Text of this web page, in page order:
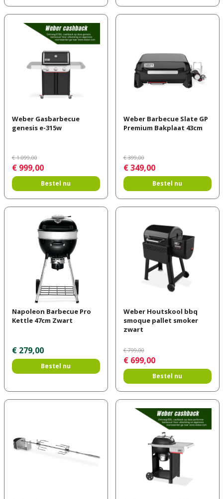
Weber Gasbarbecue
genesis e-315w
€ 1.099,00
€ 999,00
Bestel nu
Weber Barbecue Slate GP
Premium Bakplaat 43cm
€ 399,00
€ 349,00
Bestel nu
Napoleon Barbecue Pro
Kettle 47cm Zwart
€ 279,00
Bestel nu
Weber Houtskool bbq
smoque pallet smoker
zwart
€ 799,00
€ 699,00
Bestel nu